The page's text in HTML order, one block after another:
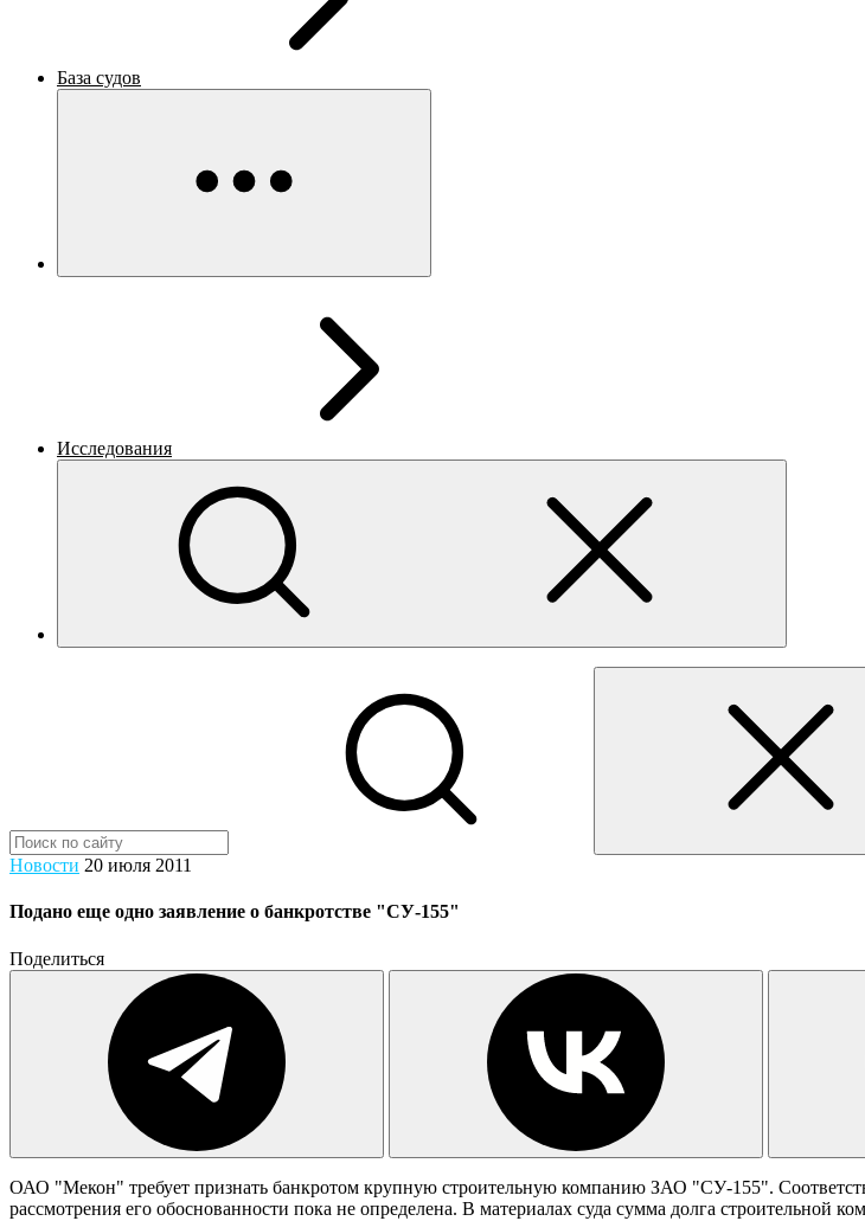
База судов
Исследования
Новости 20 июля 2011
Подано еще одно заявление о банкротстве "СУ-155"
Поделиться
ОАО "Мекон" требует признать банкротом крупную строительную компанию ЗАО "СУ-155".
рассмотрения его обоснованности пока не определена. В материалах суда сумма долга